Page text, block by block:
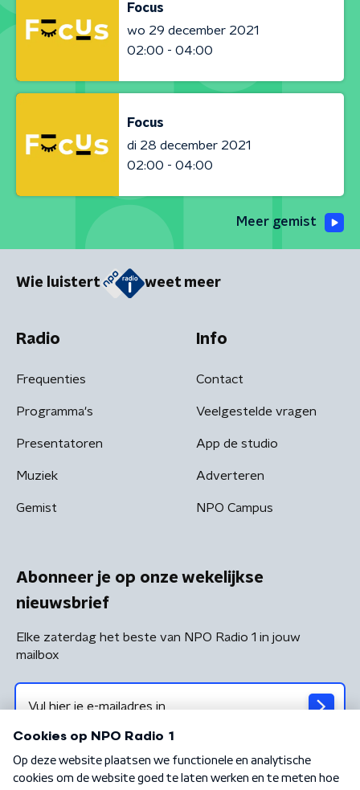
Focus
wo 29 december 2021
02:00 - 04:00
Focus
di 28 december 2021
02:00 - 04:00
Meer gemist
Wie luistert weet meer
Radio
Frequenties
Programma's
Presentatoren
Muziek
Gemist
Info
Contact
Veelgestelde vragen
App de studio
Adverteren
NPO Campus
Abonneer je op onze wekelijkse
nieuwsbrief
Elke zaterdag het beste van NPO Radio 1 in jouw
mailbox